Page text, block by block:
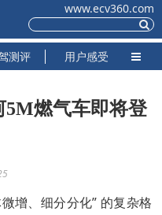
www.ecv360.com
测评 用户感受
5M燃气车即将登
增、细分分化” 的复杂格